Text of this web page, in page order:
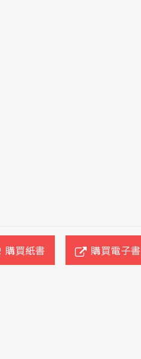
購買紙書 購買電子書